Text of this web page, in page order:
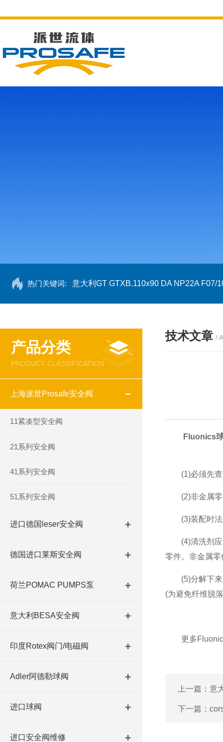
热门关键词: 意大利GT GTXB.110x90 DA NP22A F07/
产品分类
PRODUCT CLASSIFICATION
上海派世Prosafe安全阀
11紧凑型安全阀
21系列安全阀
41系列安全阀
51系列安全阀
进口德国leser安全阀
德国进口莱斯安全阀
荷兰POMAC PUMPS泵
意大利BESA安全阀
印度Rotex阀门/电磁阀
Adler阿德勒球阀
进口球阀
进口安全阀维修
技术文章 /
Fluonics球
(1)必须先查
(2)非金属零
(3)装配时法
(4)清洗剂应与
零件。非金属
(5)分解下来的
(为避免纤维脱
更多Fluonics
上一篇： 意
下一篇：